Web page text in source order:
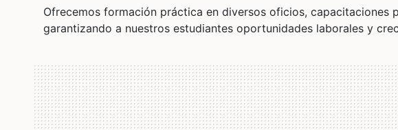
Ofrecemos formación práctica en diversos oficios, capacitaciones
garantizando a nuestros estudiantes oportunidades laborales y